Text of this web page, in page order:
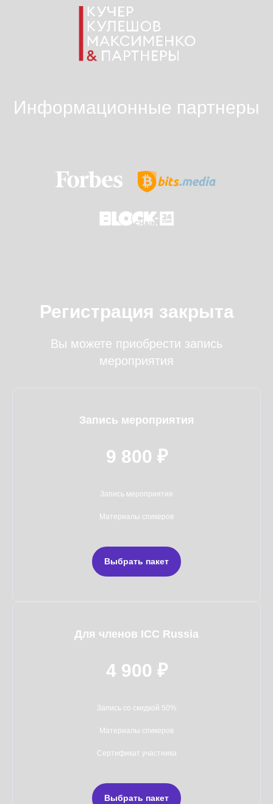
Информационные партнеры
Регистрация закрыта
Вы можете приобрести запись
мероприятия
Запись мероприятия
9 800 ₽
Запись мероприятия
Материалы спикеров
Выбрать пакет
Для членов ICC Russia
4 900 ₽
Запись со скидкой 50%
Материалы спикеров
Сертификат участника
Выбрать пакет